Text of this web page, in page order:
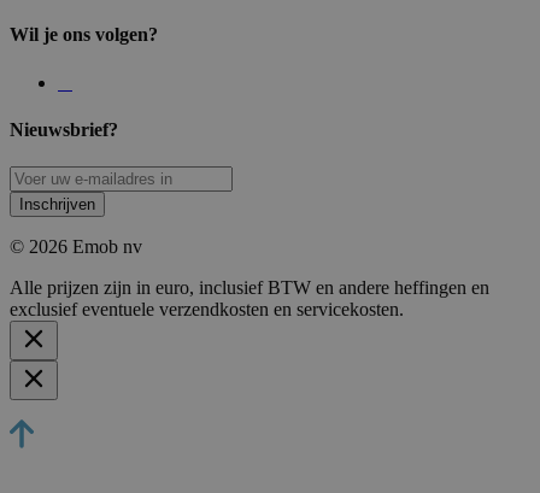
Wil je ons volgen?
Nieuwsbrief?
Inschrijven
© 2026 Emob nv
Alle prijzen zijn in euro, inclusief BTW en andere heffingen en
exclusief eventuele verzendkosten en servicekosten.